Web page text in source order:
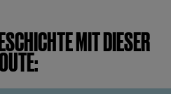
MIT DIESER